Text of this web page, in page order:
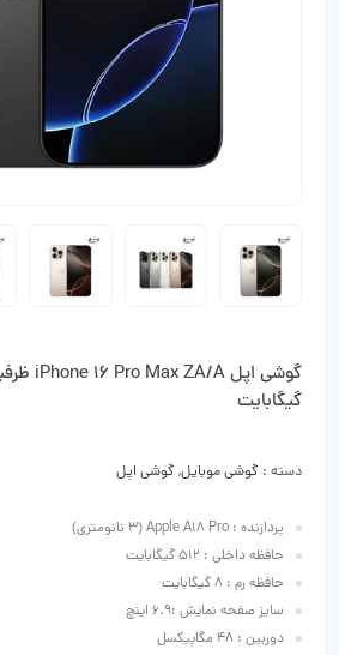
گیگابایت
دسته : گوشی موبایل,گوشی اپل
پردازنده : Apple A18 Pro (3 نانومتری)
حافظه داخلی : 512 گیگابایت
حافظه رم : 8 گیگابایت
سایز صفحه نمایش :6.9 اینچ
دوربین : 48 مگاپیکسل